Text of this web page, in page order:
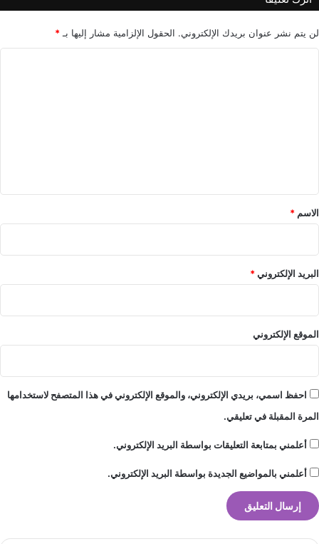
ا
ئ
لن يتم نشر عنوان بريدك الإلكتروني. الحقول الإلزامية مشار إليها بـ *
*
الاسم *
البريد الإلكتروني*
الموقع الإلكتروني
احفظ اسمي، بريدي الإلكتروني، والموقع الإلكتروني في هذا المتصفح لاستخدامها
المرة المقبلة في تعليقي.
أعلمني بمتابعة التعليقات بواسطة البريد الإلكتروني.
أعلمني بالمواضيع الجديدة بواسطة البريد الإلكتروني.